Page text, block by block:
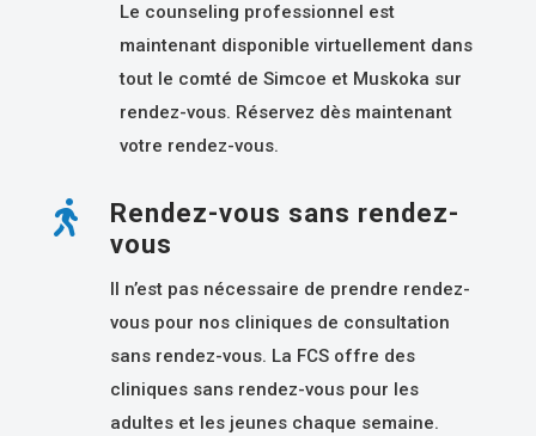
Le counseling professionnel est
maintenant disponible virtuellement dans
tout le comté de Simcoe et Muskoka sur
rendez-vous. Réservez dès maintenant
votre rendez-vous.

Rendez-vous sans rendez-
vous
Il n’est pas nécessaire de prendre rendez-
vous pour nos cliniques de consultation
sans rendez-vous. La FCS offre des
cliniques sans rendez-vous pour les
adultes et les jeunes chaque semaine.